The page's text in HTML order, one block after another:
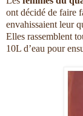
ont décidé de faire
envahissaient leur
Elles rassemblent
10L d’eau pour